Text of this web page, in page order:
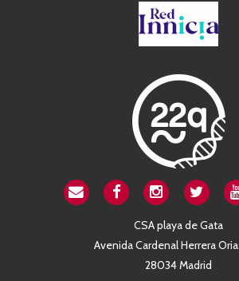
CSA playa de Gata
Avenida Cardenal Herrera
28034 Madrid